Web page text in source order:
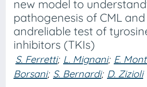
new model to
pathogenesis of CML
andreliable test of
inhibitors (TKIs)
S. Ferretti; L. Mignani; E.
Borsani; S. Bernardi; D. Zizioli